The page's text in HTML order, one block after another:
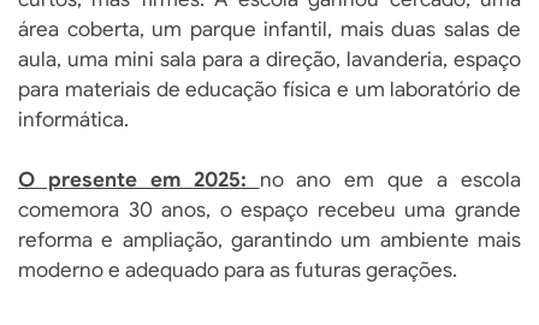
área coberta, um parque infantil, mais duas salas de
aula, uma mini sala para a direção, lavanderia, espaço
para materiais de educação física e um laboratório de
informática.
O presente em 2025: no ano em que a escola
comemora 30 anos, o espaço recebeu uma grande
reforma e ampliação, garantindo um ambiente mais
moderno e adequado para as futuras gerações.